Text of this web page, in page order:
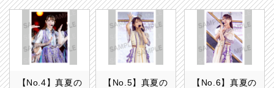
【No.4】真夏の
【No.5】真夏の
【No.6】真夏の